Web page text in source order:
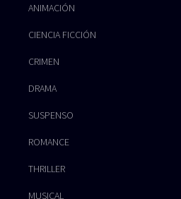
ANIMACIÓN
CIENCIA FICCIÓN
CRIMEN
DRAMA
SUSPENSO
ROMANCE
THRILLER
MUSICAL